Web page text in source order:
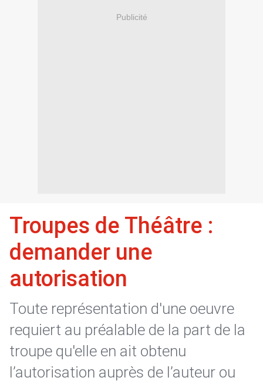
Publicité
Troupes de Théâtre :
demander une
autorisation
Toute représentation d'une oeuvre
requiert au préalable de la part de la
troupe qu'elle en ait obtenu
l’autorisation auprès de l’auteur ou